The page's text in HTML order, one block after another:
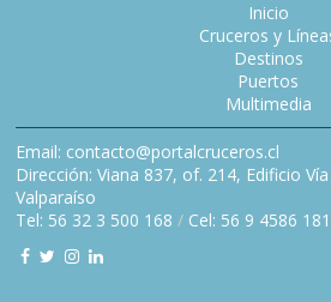
Inicio
Cruceros y
Destinos
Puertos
Multimedia
Email: contacto@portalcruceros.cl
Dirección: Viana 837, of. 214, Edificio
Valparaíso
Tel: 56 32 3 500 168 / Cel: 56 9 4586